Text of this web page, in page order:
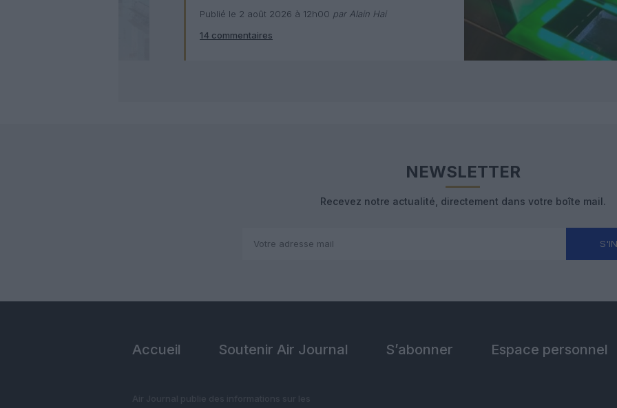
numérique avec Pax
Check
Publié le 2 août 2026 à 12h00 par Alain Hai
14 commentaires
NEWSLETTER
Recevez notre actualité, directement dans votre boîte mail.
Accueil Soutenir Air Journal S’abonner Espace personnel